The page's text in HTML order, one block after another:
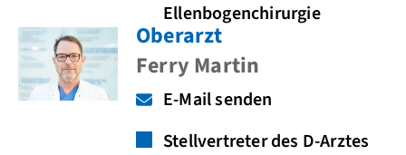
Ellenbogenchirurgie
Oberarzt
Ferry Martin
E-Mail senden
Stellvertreter des D-Arztes